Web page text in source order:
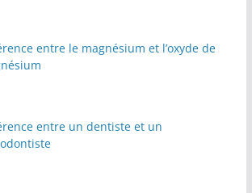
entre le magnésium et l’oxyde de
entre un dentiste et un